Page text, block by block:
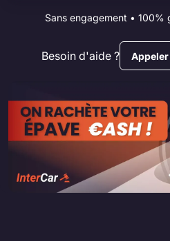
Sans engagement • 100%
Besoin d'aide ?